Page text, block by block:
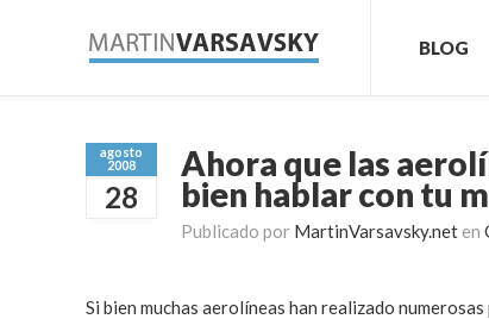
BLOG
agosto
2008
28
Ahora que las
bien hablar con tu
Publicado por MartinVarsavsky.net en
Si bien muchas aerolíneas han realizado